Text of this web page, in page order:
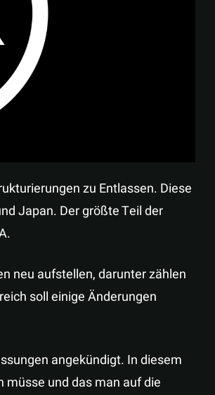
zu Entlassen. Diese
Japan. Der größte Teil der
neu aufstellen, darunter zählen
soll einige Änderungen
angekündigt. In diesem
müsse und das man auf die